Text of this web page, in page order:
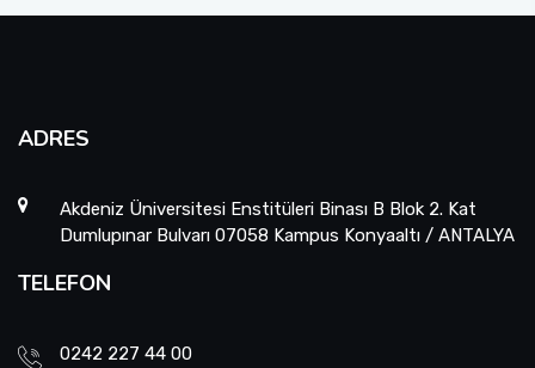
ADRES
Akdeniz Üniversitesi Enstitüleri Binası B Blok 2. Kat
Dumlupınar Bulvarı 07058 Kampus Konyaaltı / ANTALYA
TELEFON
0242 227 44 00